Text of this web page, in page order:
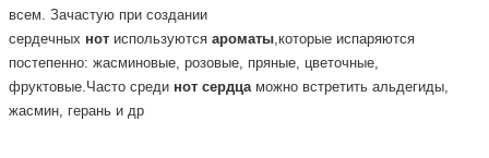
всем. Зачастую при создании
сердечных нот используются ароматы,которые испаряются
постепенно: жасминовые, розовые, пряные, цветочные,
фруктовые.Часто среди нот сердцаможно встретить альдегиды,
жасмин, герань и др